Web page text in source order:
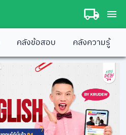
คลังข้อสอบ คลังความรู้